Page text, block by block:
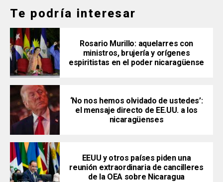
Te podría interesar
Rosario Murillo: aquelarres con
ministros, brujería y orígenes
espiritistas en el poder nicaragüense
‘No nos hemos olvidado de ustedes’:
el mensaje directo de EE.UU. a los
nicaragüenses
EEUU y otros países piden una
reunión extraordinaria de cancilleres
de la OEA sobre Nicaragua